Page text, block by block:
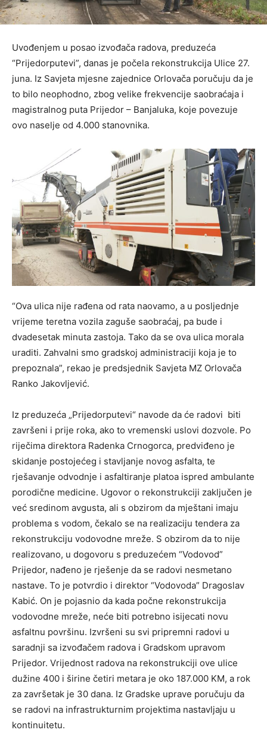
Uvođenjem u posao izvođača radova, preduzeća
“Prijedorputevi”, danas je počela rekonstrukcija Ulice 27.
juna. Iz Savjeta mjesne zajednice Orlovača poručuju da je
to bilo neophodno, zbog velike frekvencije saobraćaja i
magistralnog puta Prijedor – Banjaluka, koje povezuje
ovo naselje od 4.000 stanovnika.
“Ova ulica nije rađena od rata naovamo, a u posljednje
vrijeme teretna vozila zaguše saobraćaj, pa bude i
dvadesetak minuta zastoja. Tako da se ova ulica morala
uraditi. Zahvalni smo gradskoj administraciji koja je to
prepoznala”, rekao je predsjednik Savjeta MZ Orlovača
Ranko Jakovljević.
Iz preduzeća „Prijedorputevi“ navode da će radovi biti
završeni i prije roka, ako to vremenski uslovi dozvole. Po
riječima direktora Radenka Crnogorca, predviđeno je
skidanje postojećeg i stavljanje novog asfalta, te
rješavanje odvodnje i asfaltiranje platoa ispred ambulante
porodične medicine. Ugovor o rekonstrukciji zaključen je
već sredinom avgusta, ali s obzirom da mještani imaju
problema s vodom, čekalo se na realizaciju tendera za
rekonstrukciju vodovodne mreže. S obzirom da to nije
realizovano, u dogovoru s preduzećem “Vodovod”
Prijedor, nađeno je rješenje da se radovi nesmetano
nastave. To je potvrdio i direktor “Vodovoda” Dragoslav
Kabić. On je pojasnio da kada počne rekonstrukcija
vodovodne mreže, neće biti potrebno isijecati novu
asfaltnu površinu. Izvršeni su svi pripremni radovi u
saradnji sa izvođačem radova i Gradskom upravom
Prijedor. Vrijednost radova na rekonstrukciji ove ulice
dužine 400 i širine četiri metara je oko 187.000 KM, a rok
za završetak je 30 dana. Iz Gradske uprave poručuju da
se radovi na infrastrukturnim projektima nastavljaju u
kontinuitetu.